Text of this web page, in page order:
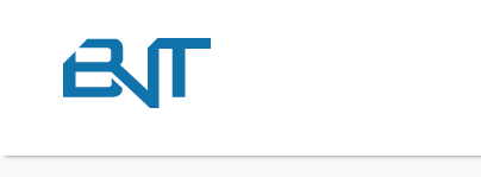
Zum Inhalt springen